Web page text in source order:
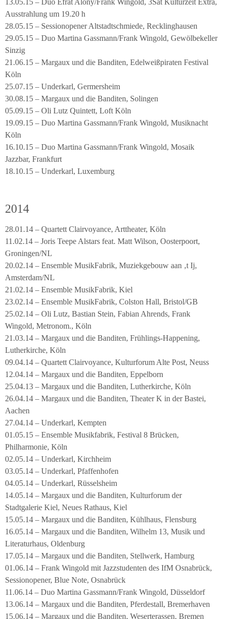
13.05.15 – Duo Efrat Alony/Frank Wingold, 3Sat Kulturzeit Extra,
Ausstrahlung um 19.20 h
28.05.15 – Sessionopener Altstadtschmiede, Recklinghausen
29.05.15 – Duo Martina Gassmann/Frank Wingold, Gewölbekeller
Sinzig
21.06.15 – Margaux und die Banditen, Edelweißpiraten Festival
Köln
25.07.15 – Underkarl, Germersheim
30.08.15 – Margaux und die Banditen, Solingen
05.09.15 – Oli Lutz Quintett, Loft Köln
19.09.15 – Duo Martina Gassmann/Frank Wingold, Musiknacht
Köln
16.10.15 – Duo Martina Gassmann/Frank Wingold, Mosaik
Jazzbar, Frankfurt
18.10.15 – Underkarl, Luxemburg
2014
28.01.14 – Quartett Clairvoyance, Arttheater, Köln
11.02.14 – Joris Teepe Alstars feat. Matt Wilson, Oosterpoort,
Groningen/NL
20.02.14 – Ensemble MusikFabrik, Muziekgebouw aan ‚t Ij,
Amsterdam/NL
21.02.14 – Ensemble MusikFabrik, Kiel
23.02.14 – Ensemble MusikFabrik, Colston Hall, Bristol/GB
25.02.14 – Oli Lutz, Bastian Stein, Fabian Ahrends, Frank
Wingold, Metronom., Köln
21.03.14 – Margaux und die Banditen, Frühlings-Happening,
Lutherkirche, Köln
09.04.14 – Quartett Clairvoyance, Kulturforum Alte Post, Neuss
12.04.14 – Margaux und die Banditen, Eppelborn
25.04.13 – Margaux und die Banditen, Lutherkirche, Köln
26.04.14 – Margaux und die Banditen, Theater K in der Bastei,
Aachen
27.04.14 – Underkarl, Kempten
01.05.15 – Ensemble Musikfabrik, Festival 8 Brücken,
Philharmonie, Köln
02.05.14 – Underkarl, Kirchheim
03.05.14 – Underkarl, Pfaffenhofen
04.05.14 – Underkarl, Rüsselsheim
14.05.14 – Margaux und die Banditen, Kulturforum der
Stadtgalerie Kiel, Neues Rathaus, Kiel
15.05.14 – Margaux und die Banditen, Kühlhaus, Flensburg
16.05.14 – Margaux und die Banditen, Wilhelm 13, Musik und
Literaturhaus, Oldenburg
17.05.14 – Margaux und die Banditen, Stellwerk, Hamburg
01.06.14 – Frank Wingold mit Jazzstudenten des IfM Osnabrück,
Sessionopener, Blue Note, Osnabrück
11.06.14 – Duo Martina Gassmann/Frank Wingold, Düsseldorf
13.06.14 – Margaux und die Banditen, Pferdestall, Bremerhaven
15.06.14 – Margaux und die Banditen, Weserterassen, Bremen